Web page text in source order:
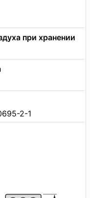
при хранении
2-1